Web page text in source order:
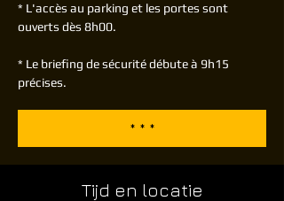
* L'accès au parking et les portes sont
ouverts dès 8h00.
* Le briefing de sécurité débute à 9h15
précises.
* * *
Tijd en locatie